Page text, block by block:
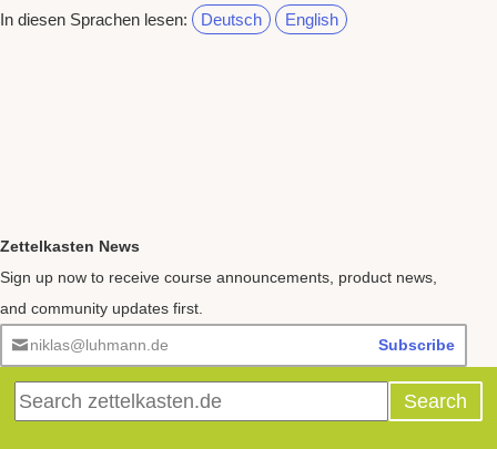
Zettelkasten News
Sign up now to receive course announcements, product news,
and community updates first.
niklas@luhmann.de Subscribe
In diesen Sprachen lesen: Deutsch English